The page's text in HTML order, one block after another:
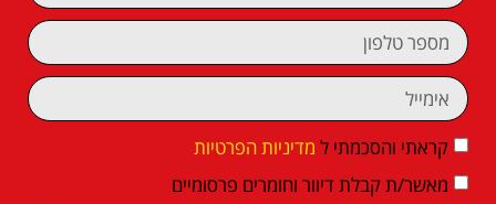
קראתי והסכמתי ל מדיניות הפרטיות
מאשר/ת קבלת דיוור וחומרים פרסומיים